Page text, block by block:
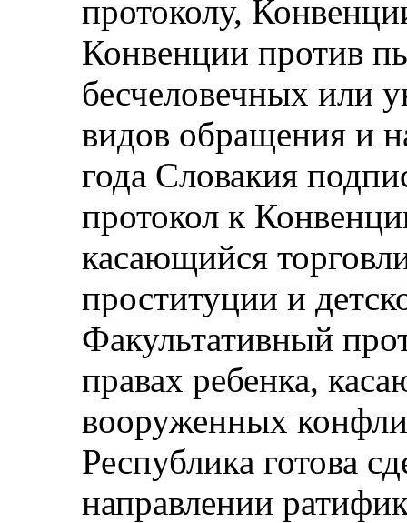
протоколу,
Конвенции против
бесчеловечных или
видов обращения и
года Словакия
протокол к
касающийся
проституции и
Факультативный
правах ребенка,
вооруженных
Республика готова
направлении